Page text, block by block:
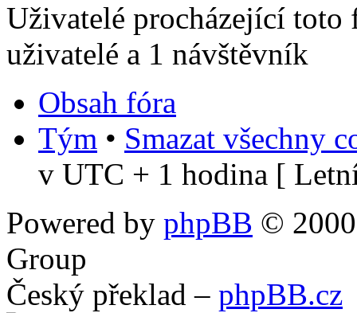
Uživatelé procházející
uživatelé a 1 návštěvník
Obsah fóra
Tým • Smazat všechny
v UTC + 1 hodina [
Powered by phpBB ©
Group
Český překlad – phpBB.cz